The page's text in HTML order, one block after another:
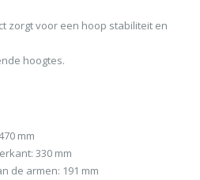
zorgt voor een hoop stabiliteit en
hoogtes.
mm
330 mm
de armen: 191 mm